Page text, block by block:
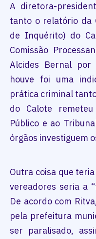
A diretora-
tanto o relatório da
de Inquérito) do
Comissão
Alcides Bernal por
houve foi uma
prática criminal
do Calote
Público e ao
órgãos investiguem
Outra coisa que
vereadores seria a
De acordo com
pela prefeitura
ser paralisado,